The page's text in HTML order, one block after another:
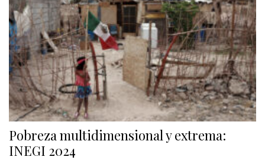
Pobreza multidimensional y extrema:
INEGI 2024